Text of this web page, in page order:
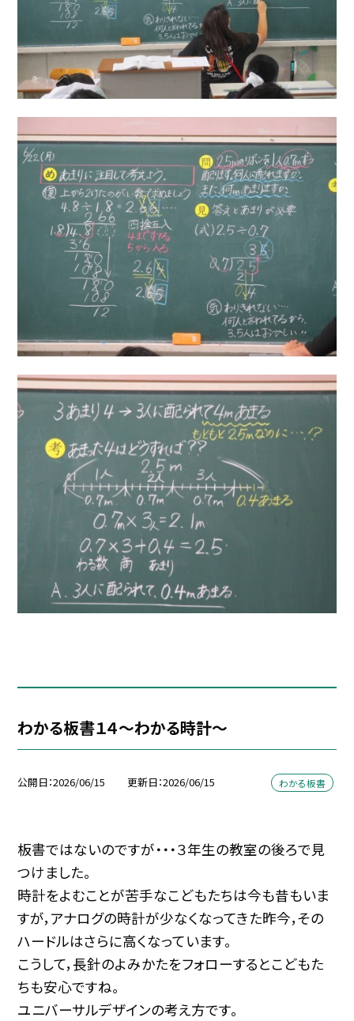
わかる板書１４～わかる時計～
公開日 2026/06/15 更新日 2026/06/15 わかる板書
板書ではないのですが・・・３年生の教室の後ろで見
つけました。
時計をよむことが苦手なこどもたちは今も昔もいま
すが，アナログの時計が少なくなってきた昨今，その
ハードルはさらに高くなっています。
こうして，長針のよみかたをフォローするとこどもた
ちも安心ですね。
ユニバーサルデザインの考え方です。